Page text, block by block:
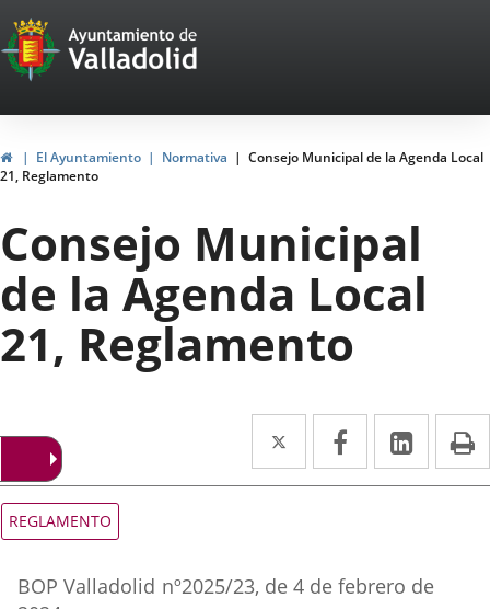
Portal
Web
del
Ayuntamiento
de
Valladolid
InicioEl Ayuntamiento Normativa
Consejo Municipal de la Agenda Local
21, Reglamento
Consejo Municipal
de la Agenda Local
21, Reglamento
Twitter
Enlace
a
externa.
Facebook
Enlace
a
externa.
Enlace
a
Tipo
de
REGLAMENTO
boletin
BOP Valladolid nº2025/23, de 4 de febrero de